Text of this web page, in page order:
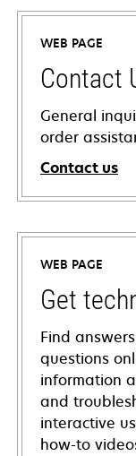
WEB PAGE
Contact
General
order
Contact us
WEB PAGE
Get
Find
questions
information
and
interactive
how-to